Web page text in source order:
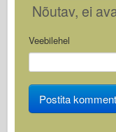
Nõutav, ei
Veebilehel